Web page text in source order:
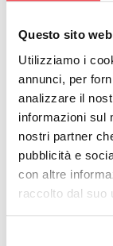
Questo sito
Utilizziamo i
annunci, per
analizzare il
informazioni sul
nostri partner
pubblicità e
con altre
raccolto dal suo
Caldonazzo la